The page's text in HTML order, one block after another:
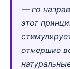
— по
этот
отмершие